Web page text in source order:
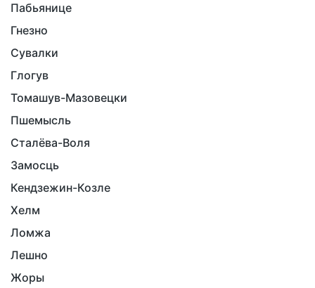
Пабьянице
Гнезно
Сувалки
Глогув
Томашув-Мазовецки
Пшемысль
Сталёва-Воля
Замосць
Кендзежин-Козле
Хелм
Ломжа
Лешно
Жоры